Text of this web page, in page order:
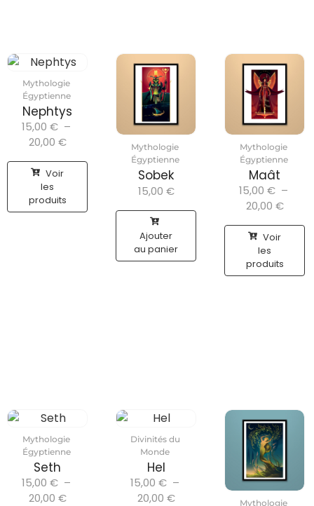
Mythologie
Égyptienne
Nephtys
15,00 € –
20,00 €
Voir
les
produits
Mythologie
Égyptienne
Sobek
15,00 €
Ajouter
au panier
Mythologie
Égyptienne
Maât
15,00 € –
20,00 €
Voir
les
produits
Mythologie
Égyptienne
Seth
15,00 € –
20,00 €
Divinités du
Monde
Hel
15,00 € –
20,00 €
Mythologie